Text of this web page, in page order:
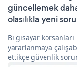
güncellemek
olasılıkla yeni
Bilgisayar korsanları
yararlanmaya
ettikçe güvenlik